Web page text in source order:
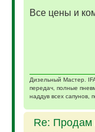
Все цены и
Дизельный Мастер.
передач, полные
наддув всех сапунов,
Re: Продам